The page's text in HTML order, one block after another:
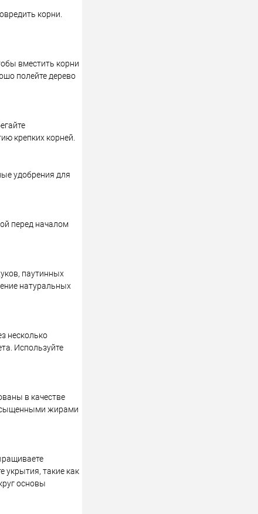
корни.
вместить корни
полейте дерево
крепких корней.
удобрения для
перед началом
паутинных
натуральных
несколько
Используйте
в качестве
жирами
укрытия, такие как
основы